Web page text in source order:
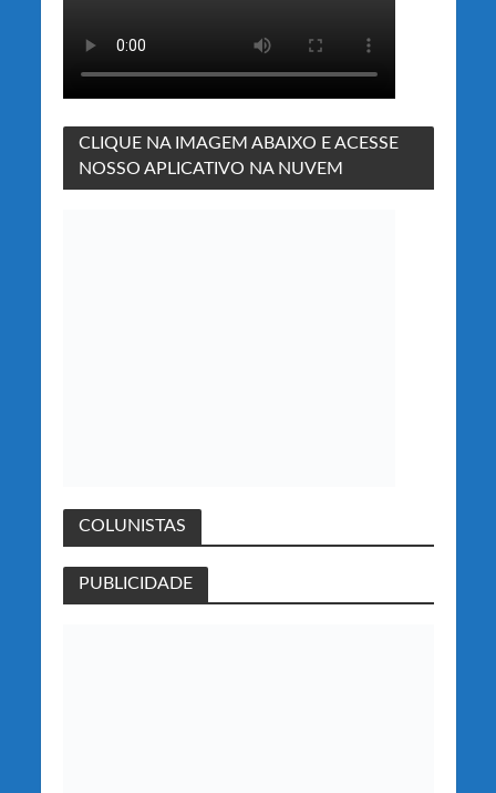
CLIQUE NA IMAGEM ABAIXO E ACESSE
NOSSO APLICATIVO NA NUVEM
COLUNISTAS
PUBLICIDADE